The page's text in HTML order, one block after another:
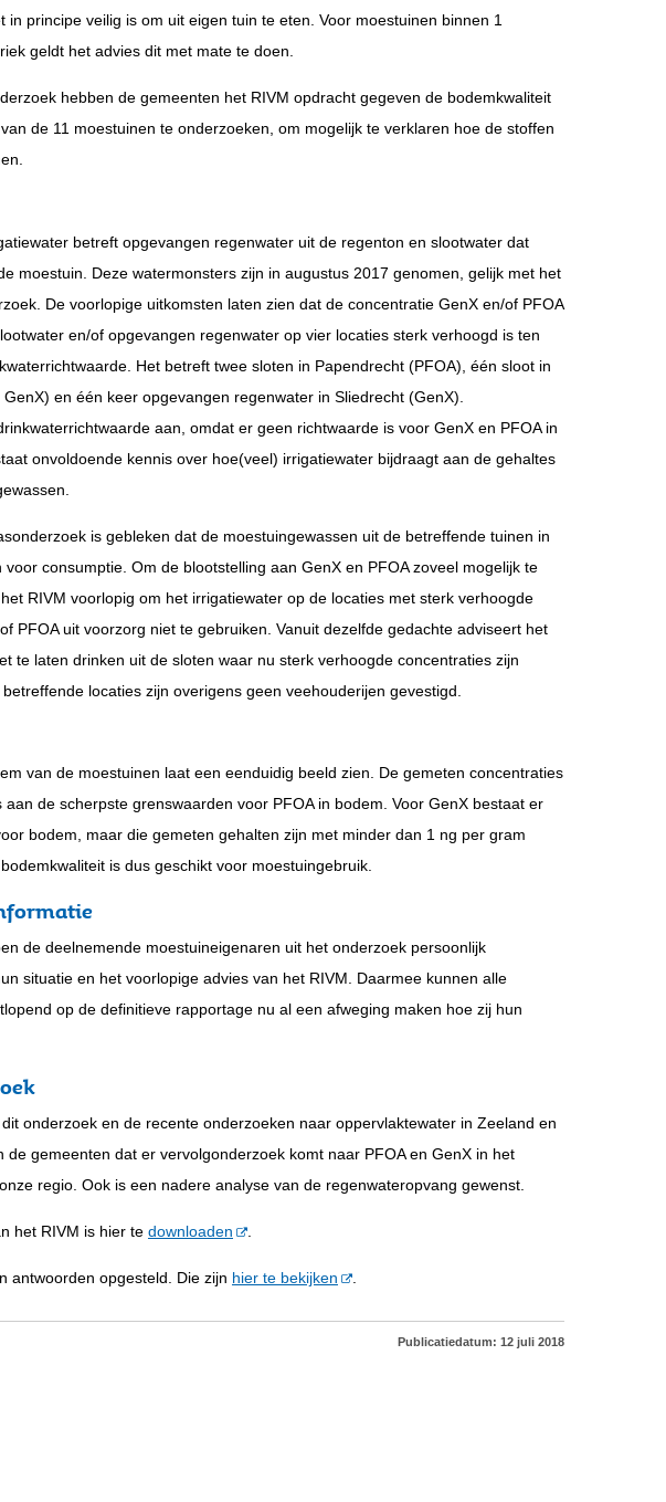
in principe veilig is om uit eigen tuin te eten. Voor moestuinen binnen 1
geldt het advies dit met mate te doen.
hebben de gemeenten het RIVM opdracht gegeven de bodemkwaliteit
de 11 moestuinen te onderzoeken, om mogelijk te verklaren hoe de stoffen
betreft opgevangen regenwater uit de regenton en slootwater dat
moestuin. Deze watermonsters zijn in augustus 2017 genomen, gelijk met het
De voorlopige uitkomsten laten zien dat de concentratie GenX en/of PFOA
en/of opgevangen regenwater op vier locaties sterk verhoogd is ten
Het betreft twee sloten in Papendrecht (PFOA), één sloot in
en één keer opgevangen regenwater in Sliedrecht (GenX).
aan, omdat er geen richtwaarde is voor GenX en PFOA in
onvoldoende kennis over hoe(veel) irrigatiewater bijdraagt aan de gehaltes
is gebleken dat de moestuingewassen uit de betreffende tuinen in
voor consumptie. Om de blootstelling aan GenX en PFOA zoveel mogelijk te
RIVM voorlopig om het irrigatiewater op de locaties met sterk verhoogde
PFOA uit voorzorg niet te gebruiken. Vanuit dezelfde gedachte adviseert het
te laten drinken uit de sloten waar nu sterk verhoogde concentraties zijn
locaties zijn overigens geen veehouderijen gevestigd.
van de moestuinen laat een eenduidig beeld zien. De gemeten concentraties
aan de scherpste grenswaarden voor PFOA in bodem. Voor GenX bestaat er
bodem, maar die gemeten gehalten zijn met minder dan 1 ng per gram
is dus geschikt voor moestuingebruik.
de deelnemende moestuineigenaren uit het onderzoek persoonlijk
situatie en het voorlopige advies van het RIVM. Daarmee kunnen alle
op de definitieve rapportage nu al een afweging maken hoe zij hun
onderzoek en de recente onderzoeken naar oppervlaktewater in Zeeland en
de gemeenten dat er vervolgonderzoek komt naar PFOA en GenX in het
regio. Ook is een nadere analyse van de regenwateropvang gewenst.
het RIVM is hier te downloaden
antwoorden opgesteld. Die zijn hier te bekijken
Publicatiedatum: 12 juli 2018